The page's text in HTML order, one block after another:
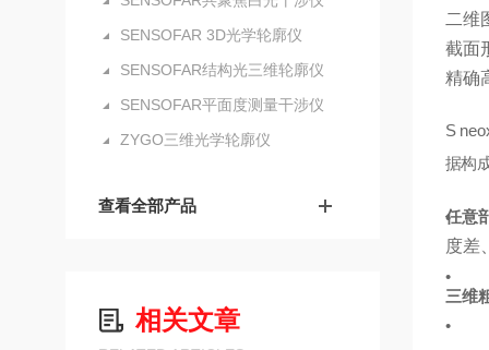
SENSOFAR 3D光学轮廓仪
SENSOFAR结构光三维轮廓仪
SENSOFAR平面度测量干涉仪
ZYGO三维光学轮廓仪
查看全部产品
相关文章
二维
截面
精确
S
据构
•
任意
度差
•
三维
•